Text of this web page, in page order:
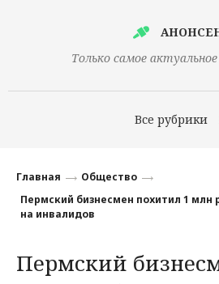
Только самое
Все рубрики
Финансы
Наука
Главная
Общество
Пермский бизнесмен похитил 1 млн
на инвалидов
Пермский